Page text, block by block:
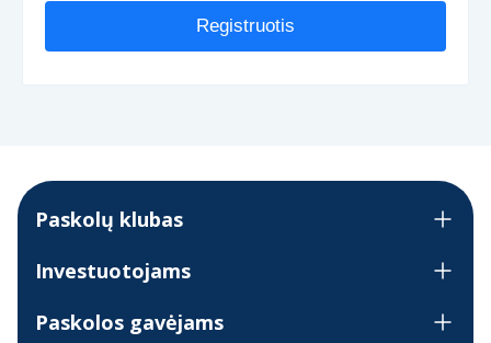
Registruotis
Paskolų klubas
Investuotojams
Paskolos gavėjams